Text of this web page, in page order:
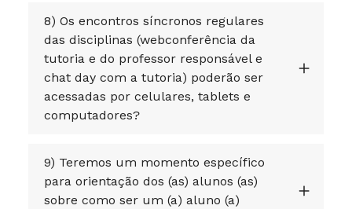
8) Os encontros síncronos regulares
das disciplinas (webconferência da
tutoria e do professor responsável e
chat day com a tutoria) poderão ser
acessadas por celulares, tablets e
computadores?
9) Teremos um momento específico
para orientação dos (as) alunos (as)
sobre como ser um (a) aluno (a)